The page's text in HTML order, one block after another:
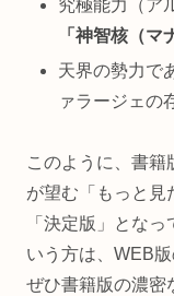
究極能力（ア
「神智核（マ
天界の勢力で
ァラージェの
このように、書籍
が望む「もっと見
「決定版」とな
いう方は、WEB
ぜひ書籍版の濃密